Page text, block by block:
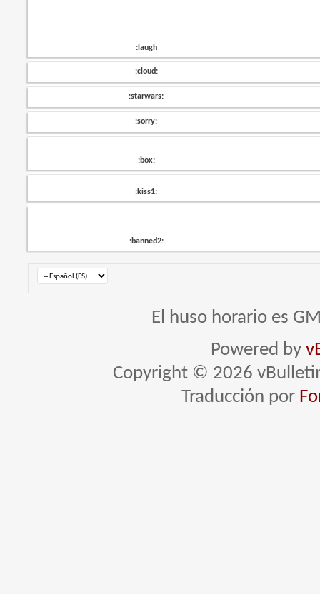
:laugh
:cloud:
:starwars:
:sorry:
:box:
:kiss1:
:banned2:
El huso horario es
Powered by
Copyright © 2026
Traducción por